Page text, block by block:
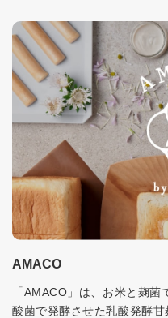
AMACO
「AMACO」は、お米と麹
酸菌で発酵させた乳酸発酵